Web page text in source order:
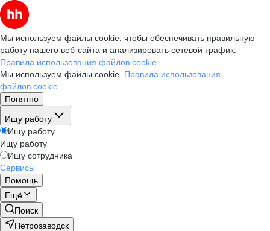
Мы используем файлы cookie, чтобы обеспечивать правильную
работу нашего веб-сайта и анализировать сетевой трафик.
Правила использования файлов cookie
Мы используем файлы cookie. Правила использования
файлов cookie
Понятно
Ищу работу
Ищу работу
Ищу работу
Ищу сотрудника
Сервисы
Помощь
Ещё
Поиск
Петрозаводск